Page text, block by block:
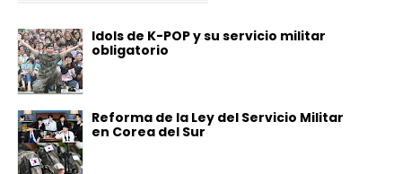
Idols de K-POP y su servicio militar
obligatorio
Reforma de la Ley del Servicio Militar
en Corea del Sur